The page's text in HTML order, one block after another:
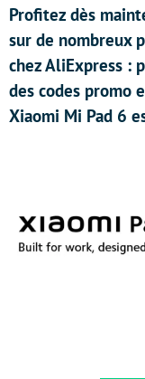
Profitez dès
sur de nombreux
chez AliExpress :
des codes promo
Xiaomi Mi Pad 6